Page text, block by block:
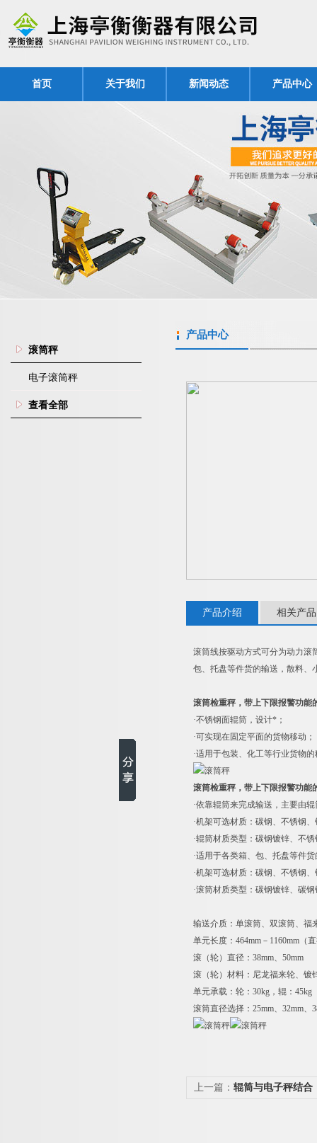
首页 关于我们 新闻动态 产品中心
滚筒秤
电子滚筒秤
查看全部
产品中心
产品介绍 相关产品
滚筒线按驱动方式可分为动力滚
包、托盘等件货的输送，散料、
滚筒检重秤，带上下限报警功能
·不锈钢面辊筒，设计*；
·可实现在固定平面的货物移动；
·适用于包装、化工等行业货物
滚筒检重秤，带上下限报警功能
·依靠辊筒来完成输送，主要由
·机架可选材质：碳钢、不锈钢
·辊筒材质类型：碳钢镀锌、不
·适用于各类箱、包、托盘等件
·机架可选材质：碳钢、不锈钢
·滚筒材质类型：碳钢镀锌、碳
输送介质：单滚筒、双滚筒、福
单元长度：464mm－1160mm（
滚（轮）直径：38mm、50mm
滚（轮）材料：尼龙福来轮、镀
单元承载：轮：30kg，辊：45kg
滚筒直径选择：25mm、32mm、
上一篇： 辊筒与电子秤结合